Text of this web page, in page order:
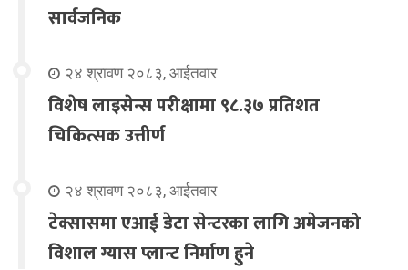
सार्वजनिक
२४ श्रावण २०८३, आईतवार
विशेष लाइसेन्स परीक्षामा ९८.३७ प्रतिशत
चिकित्सक उत्तीर्ण
२४ श्रावण २०८३, आईतवार
टेक्सासमा एआई डेटा सेन्टरका लागि अमेजनको
विशाल ग्यास प्लान्ट निर्माण हुने